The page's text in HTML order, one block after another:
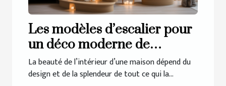
Les modèles d’escalier pour
un déco moderne de
l’intérieur
La beauté de l’intérieur d’une maison dépend du
design et de la splendeur de tout ce qui la...